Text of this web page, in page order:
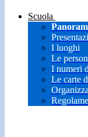
Scuola
I luoghi
Le
I numeri
Le carte